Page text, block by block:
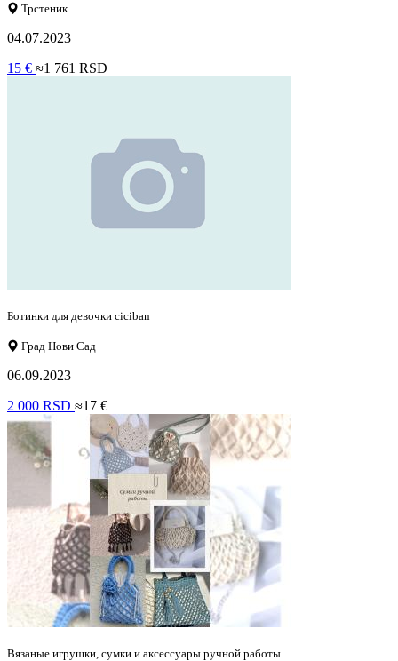
Трстеник
04.07.2023
15 € ≈1 761 RSD
Ботинки для девочки ciciban
Град Нови Сад
06.09.2023
2 000 RSD ≈17 €
Вязаные игрушки, сумки и аксессуары ручной работы